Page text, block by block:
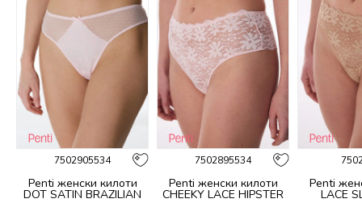
7502905534
Penti женски килоти
DOT SATIN BRAZILIAN
7502895534
Penti женски килоти
CHEEKY LACE HIPSTER
Penti
LACE